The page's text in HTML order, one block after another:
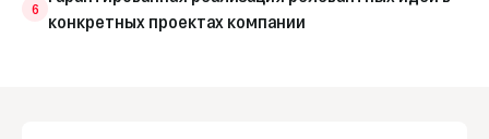
6
конкретных проектах компании